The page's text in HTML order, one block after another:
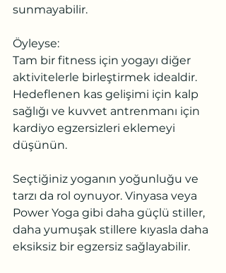
sunmayabilir.
Öyleyse:
Tam bir fitness için yogayı diğer
aktivitelerle birleştirmek idealdir.
Hedeflenen kas gelişimi için kalp
sağlığı ve kuvvet antrenmanı için
kardiyo egzersizleri eklemeyi
düşünün.
Seçtiğiniz yoganın yoğunluğu ve
tarzı da rol oynuyor. Vinyasa veya
Power Yoga gibi daha güçlü stiller,
daha yumuşak stillere kıyasla daha
eksiksiz bir egzersiz sağlayabilir.